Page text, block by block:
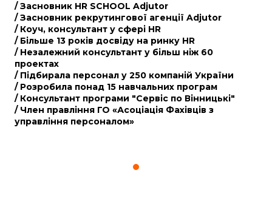
/ Засновник HR SCHOOL Adjutоr
/ Засновник рекрутингової агенції Adjutor
/ Коуч, консультант у сфері HR
/ Більше 13 років досвіду на ринку HR
/ Незалежний консультант у більш ніж 60
проектах
/ Підбирала персонал у 250 компаній України
/ Розробила понад 15 навчальних програм
/ Консультант програми "Сервіс по Вінницькі"
/ Член правління ГО «Асоціація Фахівців з
управління персоналом»